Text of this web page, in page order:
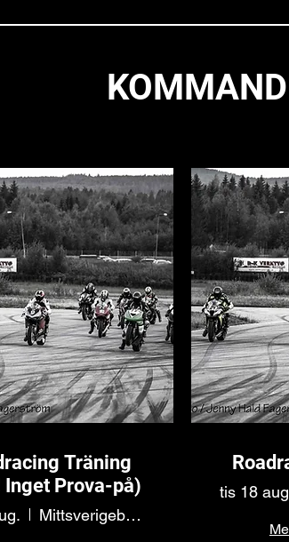
Träning
Inget Prova-på)
Mittsverigebanan
tis 18